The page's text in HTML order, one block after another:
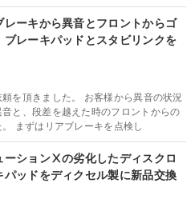
レーキから異音とフロントからゴ
ブレーキパッドとスタビリンクを
を頂きました。 お客様から異音の状況
と、段差を越えた時のフロントからの
まずはリアブレーキを点検し
ーションⅩの劣化したディスクロ
パッドをディクセル製に新品交換